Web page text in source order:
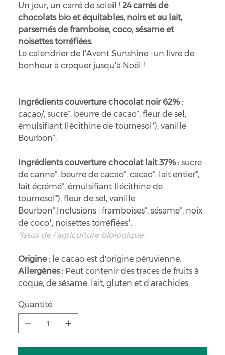
Un jour, un carré de soleil ! 24 carrés de
chocolats bio et équitables, noirs et au lait,
parsemés de framboise, coco, sésame et
noisettes torréfiées.
Le calendrier de l'Avent Sunshine : un livre de
bonheur à croquer jusqu'à Noël !
Ingrédients couverture chocolat noir 62% :
cacao/, sucre*, beurre de cacao*, fleur de sel,
émulsifiant (lécithine de tournesol*), vanille
Bourbon*.
Ingrédients couverture chocolat lait 37% : sucre
de canne*, beurre de cacao*, cacao*, lait entier*,
lait écrémé*, émulsifiant (lécithine de
tournesol*), fleur de sel, vanille
Bourbon*.Inclusions : framboises*, sésame*, noix
de coco*, noisettes torréfiées*.
*Issus de l’agriculture biologique.
Origine :le cacao est d'origine péruvienne.
Allergènes : Peut contenir des traces de fruits à
coque, de sésame, lait, gluten et d'arachides.
Quantité